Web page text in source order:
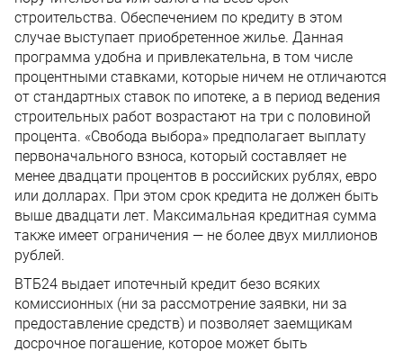
строительства. Обеспечением по кредиту в этом
случае выступает приобретенное жилье. Данная
программа удобна и привлекательна, в том числе
процентными ставками, которые ничем не отличаются
от стандартных ставок по ипотеке, а в период ведения
строительных работ возрастают на три с половиной
процента. «Свобода выбора» предполагает выплату
первоначального взноса, который составляет не
менее двадцати процентов в российских рублях, евро
или долларах. При этом срок кредита не должен быть
выше двадцати лет. Максимальная кредитная сумма
также имеет ограничения — не более двух миллионов
рублей.
ВТБ24 выдает ипотечный кредит безо всяких
комиссионных (ни за рассмотрение заявки, ни за
предоставление средств) и позволяет заемщикам
досрочное погашение, которое может быть